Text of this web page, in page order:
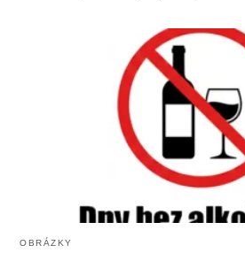
OBRÁZKY